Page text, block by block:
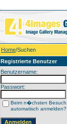
Home/Suchen
Registrierte Benutzer
Benutzername:
Passwort:
Beim n�chsten Besuch
automatisch anmelden?